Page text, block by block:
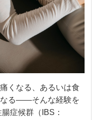
くなる、あるいは食
なる——そんな経験を
症候群（IBS：